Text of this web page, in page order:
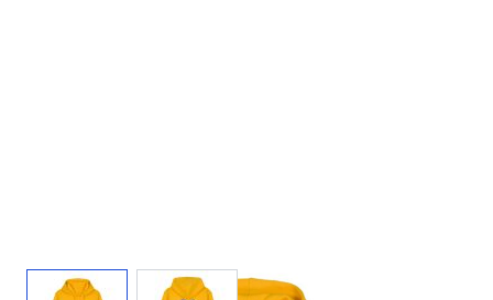
View larger imageView larger image